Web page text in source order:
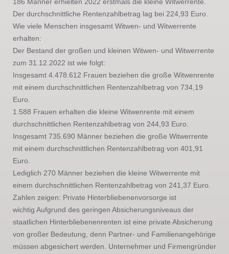
Der durchschnittliche Rentenzahlbetrag lag bei 224,93 Euro.
Wie viele Menschen insgesamt Witwen- und Witwerrente
erhalten:
Der Bestand der großen und kleinen Witwen- und Witwerrente
zum 31.12.2022 ist wie folgt:
Insgesamt 4.478.612 Frauen beziehen die große Witwenrente
mit einem durchschnittlichen Rentenzahlbetrag von 734,19
Euro.
1.588 Frauen erhalten die kleine Witwenrente mit einem
durchschnittlichen Rentenzahlbetrag von 244,93 Euro.
Insgesamt 735.690 Männer beziehen die große Witwerrente
mit einem durchschnittlichen Rentenzahlbetrag von 401,91
Euro.
Lediglich 270 Männer beziehen die kleine Witwerrente mit
einem durchschnittlichen Rentenzahlbetrag von 241,37 Euro.
Zahlen zeigen: Private Hinterbliebenenvorsorge ist
wichtig Aufgrund des geringen Absicherungsniveaus der
staatlichen Hinterbliebenenrenten ist eine private Absicherung
von großer Bedeutung, denn Partner- und Familienangehörige
müssen abgesichert werden. Unternehmer und Firmengründer